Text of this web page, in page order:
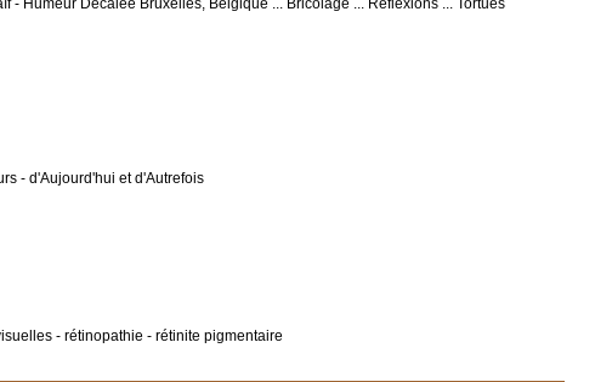
- Humeur Décalée Bruxelles, Belgique ... Bricolage ... Réflexions ... Tortues
- d'Aujourd'hui et d'Autrefois
- rétinopathie - rétinite pigmentaire